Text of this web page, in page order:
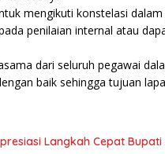
mengikuti konstelasi
penilaian internal atau
dari seluruh pegawai
baik sehingga tujuan
Langkah Cepat Bupati